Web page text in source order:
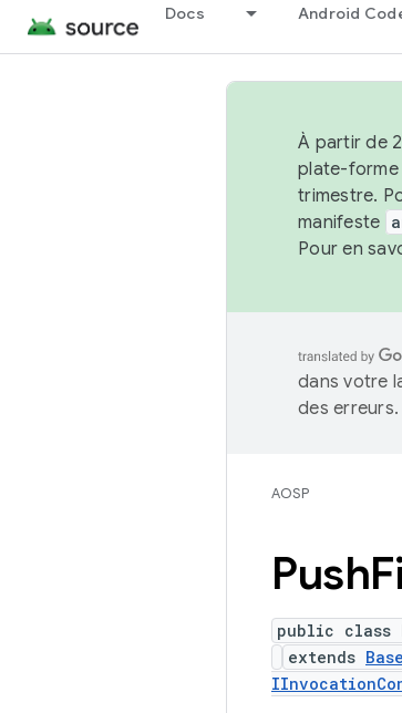
Docs Android
À partir de
plate-forme
trimestre.
manifeste
Pour en
dans votre
des erreurs.
AOSP
Push
public class
extends